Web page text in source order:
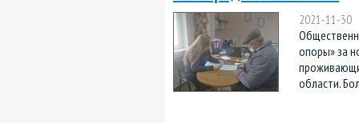
2021-11-30
опоры» за
области.